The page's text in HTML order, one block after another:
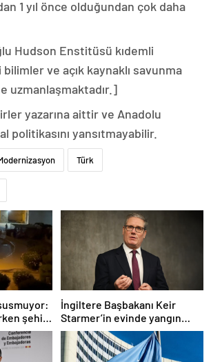
1 yıl önce olduğundan çok daha
Hudson Enstitüsü kıdemli
ve açık kaynaklı savunma
uzmanlaşmaktadır.]
yazarına aittir ve Anadolu
politikasını yansıtmayabilir.
Türk
şehir
İngiltere Başbakanı Keir
Starmer’in evinde yangın
çıktı